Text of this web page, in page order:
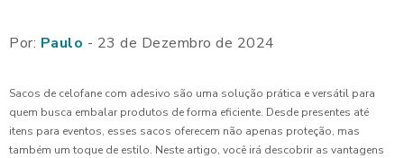
Por: Paulo - 23 de Dezembro de 2024
Sacos de celofane com adesivo são uma solução prática e versátil para
quem busca embalar produtos de forma eficiente. Desde presentes até
itens para eventos, esses sacos oferecem não apenas proteção, mas
também um toque de estilo. Neste artigo, você irá descobrir as vantagens